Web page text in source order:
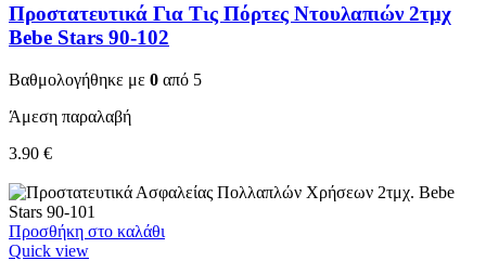
Προστατευτικά Για Τις Πόρτες Ντουλαπιών 2τμχ
Bebe Stars 90-102
Βαθμολογήθηκε με 0 από 5
Άμεση παραλαβή
3.90 €
Προσθήκη στο καλάθι
Quick view